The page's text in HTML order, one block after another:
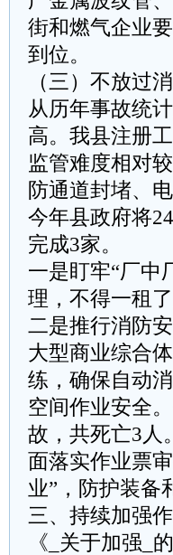
街和燃气企业
到位。
（三）不放过
从历年事故统
高。我县注册
监管难度相对
防通道封堵、
今年县政府将
完成3家。
一是盯牢“厂中
理，不得一租
二是推行消防
大型商业综合
练，确保自动
空间作业安全
故，共死亡3人
面落实作业票
业”，防护装备
三、持续加强
《_关于加强_